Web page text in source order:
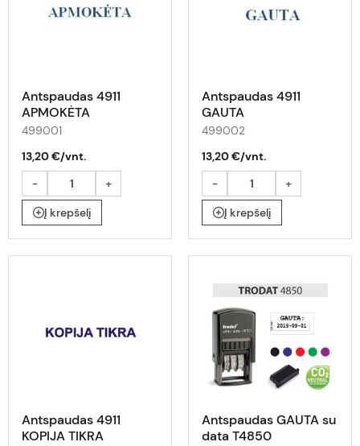
Antspaudas 4911
APMOKĖTA
499001
13,20 €/vnt.
-
+
Į krepšelį
Antspaudas 4911
GAUTA
499002
13,20 €/vnt.
-
+
Į krepšelį
Antspaudas 4911
KOPIJA TIKRA
Antspaudas GAUTA su
data T4850